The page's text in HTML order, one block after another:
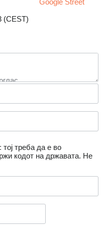
Google Street
(CEST)
треба да е во
кодот на државата. Не